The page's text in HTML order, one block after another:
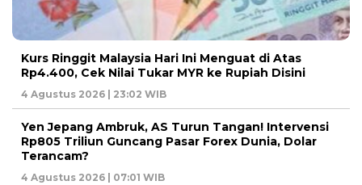
Kurs Ringgit Malaysia Hari Ini Menguat di Atas
Rp4.400, Cek Nilai Tukar MYR ke Rupiah Disini
4 Agustus 2026 | 23:02 WIB
Yen Jepang Ambruk, AS Turun Tangan! Intervensi
Rp805 Triliun Guncang Pasar Forex Dunia, Dolar
Terancam?
4 Agustus 2026 | 07:01 WIB